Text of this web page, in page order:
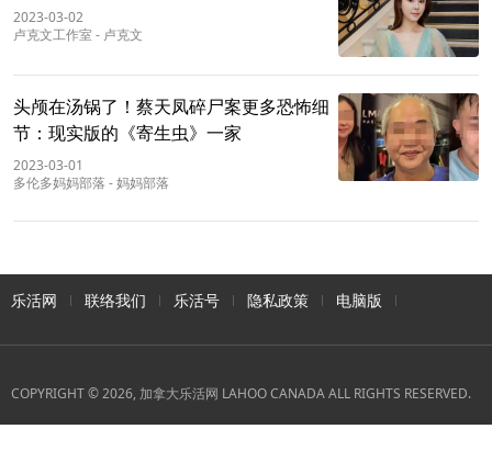
2023-03-02
卢克文工作室 - 卢克文
头颅在汤锅了！蔡天凤碎尸案更多恐怖细
节：现实版的《寄生虫》一家
2023-03-01
多伦多妈妈部落 -妈妈部落
乐活网 联络我们 乐活号 隐私政策 电脑版
COPYRIGHT © 2026, 加拿大乐活网 LAHOO CANADA ALL RIGHTS RESERVED.